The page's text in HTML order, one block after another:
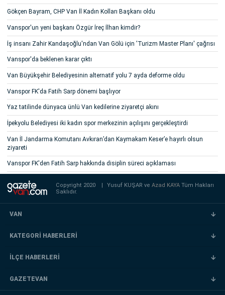
Gökçen Bayram, CHP Van İl Kadın Kolları Başkanı oldu
Vanspor'un yeni başkanı Özgür İreç İlhan kimdir?
İş insanı Zahir Kandaşoğlu'ndan Van Gölü için 'Turizm Master Planı' çağrısı
Vanspor'da beklenen karar çıktı
Van Büyükşehir Belediyesinin alternatif yolu 7 ayda deforme oldu
Vanspor FK'da Fatih Sarp dönemi başlıyor
Yaz tatilinde dünyaca ünlü Van kedilerine ziyaretçi akını
İpekyolu Belediyesi iki kadın spor merkezinin açılışını gerçekleştirdi
Van İl Jandarma Komutanı Avkıran’dan Kaymakam Keser’e hayırlı olsun
ziyareti
Vanspor FK'den Fatih Sarp hakkında disiplin süreci açıklaması
Copyright 2020 | Yusuf KUŞAR veAzad KAYATüm Hakları
Saklıdır.
VAN
KATEGORİ HABERLERİ
İLÇE HABERLERİ
GAZETEVAN